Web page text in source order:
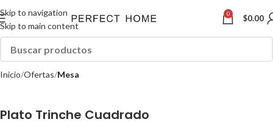
Skip to navigation
Skip to main content
0 $0.00
Inicio Ofertas Mesa
Plato Trinche Cuadrado